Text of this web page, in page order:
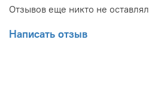
Отзывов еще никто не оставлял
Написать отзыв